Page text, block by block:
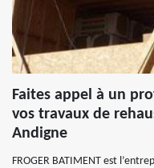
Faites appel à un
vos travaux de
Andigne
FROGER BATIMENT est